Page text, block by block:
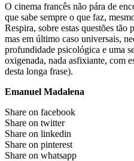
O cinema francês não pára de
que sabe sempre o que faz,
Respira, sobre estas questões tão
mas em último caso universais,
profundidade psicológica e uma
oxigenada, nada asfixiante, com
desta longa frase).
Emanuel Madalena
Share on facebook
Share on twitter
Share on linkedin
Share on pinterest
Share on whatsapp